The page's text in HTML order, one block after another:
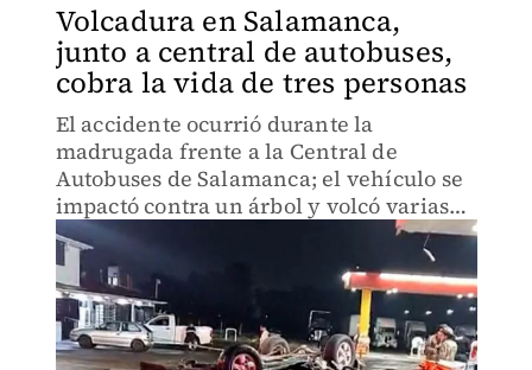
Volcadura en Salamanca,
junto a central de autobuses,
cobra la vida de tres personas
El accidente ocurrió durante la
madrugada frente a la Central de
Autobuses de Salamanca; el vehículo se
impactó contra un árbol y volcó varias
vece; los tres ocupantes fallecieron en el
lugar.